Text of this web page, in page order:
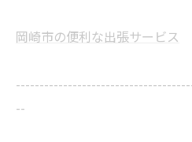
岡崎市の便利な出張サービス
--